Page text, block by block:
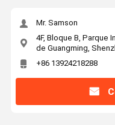
Mr. Samson
4F, Bloque B, Parque
de Guangming,
+86 13924218288